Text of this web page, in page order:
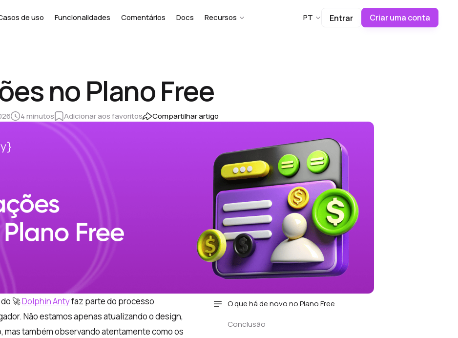
de uso Funcionalidades Comentários Docs Recursos PT Entrar Criar uma conta
no Plano Free
4 minutos Adicionar aos favoritos Compartilhar artigo
🚀Dolphin Antyfaz parte do processo
Não estamos apenas atualizando o design,
mas também observando atentamente como os
O que há de novo no Plano Free
Conclusão